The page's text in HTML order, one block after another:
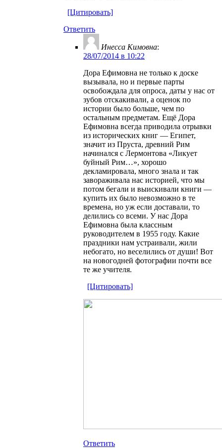
[Цитировать]
Ответить
Инесса Кимовна:
28/07/2014 в 10:22
Дора Ефимовна не только к доске
вызывала, но и первые парты
освобождала для опроса, даты у нас от
зубов отскакивали, а оценок по
истории было больше, чем по
остальным предметам. Ещё Дора
Ефимовна всегда приводила отрывки
из исторических книг — Египет,
значит из Пруста, древний Рим
начинался с Лермонтова «Ликует
буйный Рим…», хорошо
декламировала, много знала и так
завораживала нас историей, что мы
потом бегали и выискивали книги —
купить их было невозможно в те
времена, но уж если доставали, то
делились со всеми. У нас Дора
Ефимовна была классным
руководителем в 1955 году. Какие
праздники нам устраивали, жили
небогато, но веселились от души! Вот
на новогодней фотографии почти все
те же учителя.
[Цитировать]
Ответить